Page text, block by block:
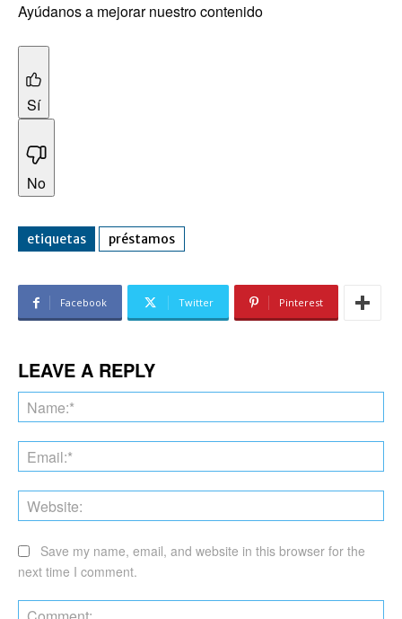
Ayúdanos a mejorar nuestro contenido
Sí
No
etiquetas préstamos
Facebook Twitter Pinterest
LEAVE A REPLY
Save my name, email, and website in this browser for the
next time I comment.